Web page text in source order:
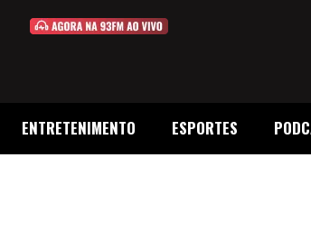
ENTRETENIMENTO ESPORTES